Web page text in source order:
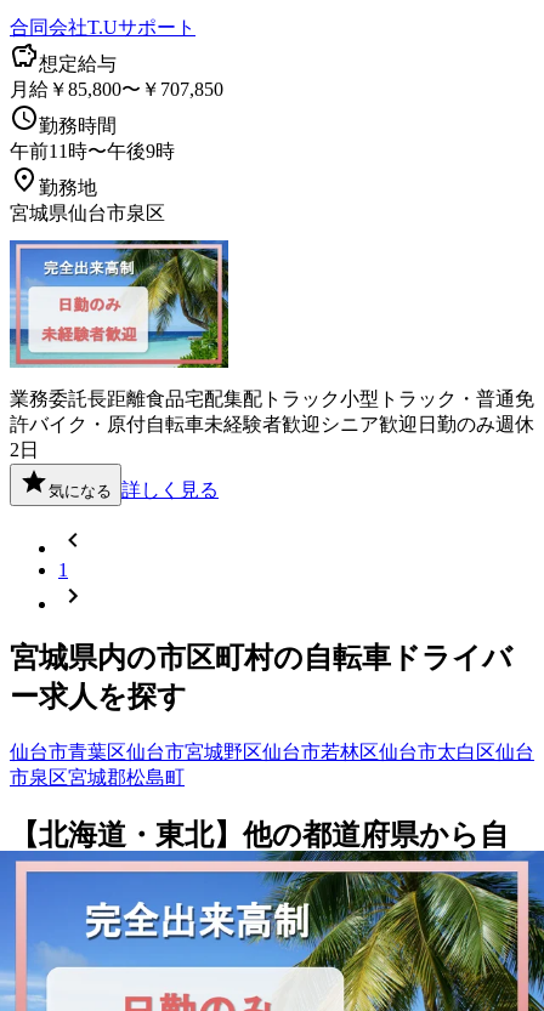
合同会社T.Uサポート
想定給与
月給￥85,800〜￥707,850
勤務時間
午前11時〜午後9時
勤務地
宮城県仙台市泉区
業務委託長距離食品宅配集配 トラック小型トラック・普通免
許バイク・原付自転車未経験者歓迎 シニア歓迎 日勤のみ週休
2日
気になる 詳しく見る
1
宮城県内の市区町村の自転車 ドライバ
ー求人を探す
仙台市青葉区仙台市宮城野区仙台市若林区仙台市太白区仙台
市泉区宮城郡松島町
【北海道・東北】他の都道府県から 自
転車ドライバー求人を探す
岩手県山形県福島県 北海道秋田県
勤務エリア